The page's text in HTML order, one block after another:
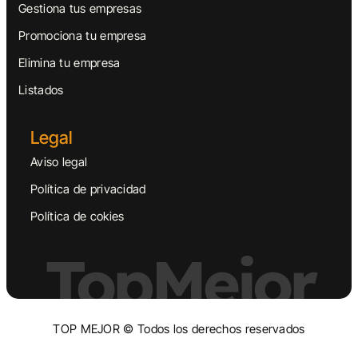
Gestiona tus empresas
Promociona tu empresa
Elimina tu empresa
Listados
Legal
Aviso legal
Política de privacidad
Política de cokies
TopMejor
TOP MEJOR © Todos los derechos reservados